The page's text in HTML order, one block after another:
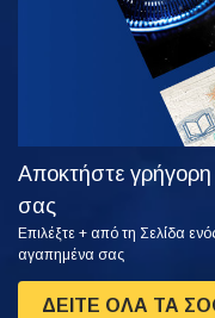
Αποκτήστε
σας
Επιλέξτε + από τη Σελίδα
αγαπημένα σας
ΔΕΙΤΕ ΟΛΑ ΤΑ